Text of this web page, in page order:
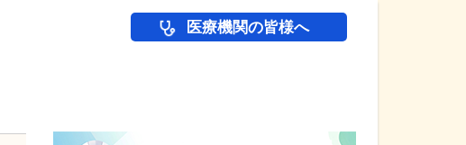
医療機関の皆様へ